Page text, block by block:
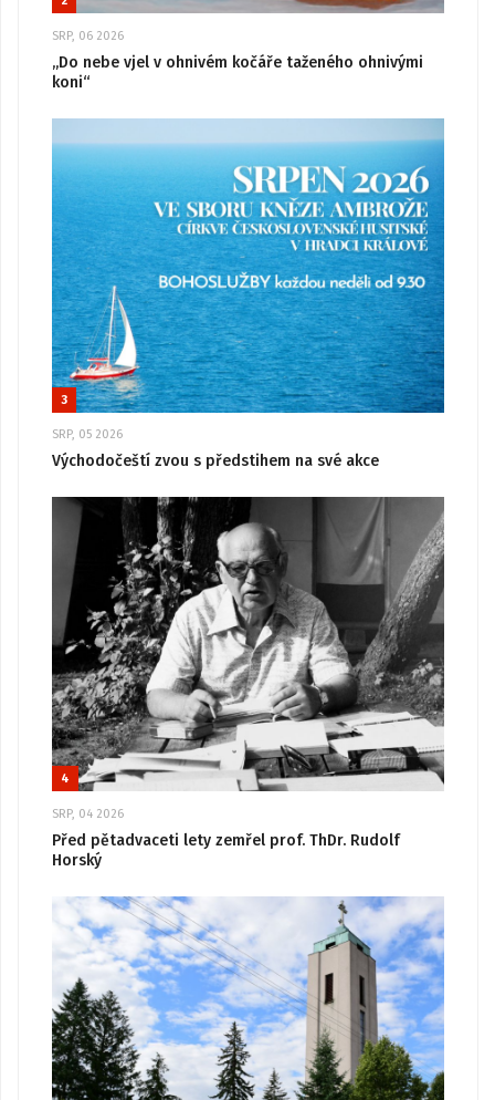
SRP, 06 2026
„Do nebe vjel v ohnivém kočáře taženého ohnivými
koni“
3
SRP, 05 2026
Východočeští zvou s předstihem na své akce
4
SRP, 04 2026
Před pětadvaceti lety zemřel prof. ThDr. Rudolf
Horský